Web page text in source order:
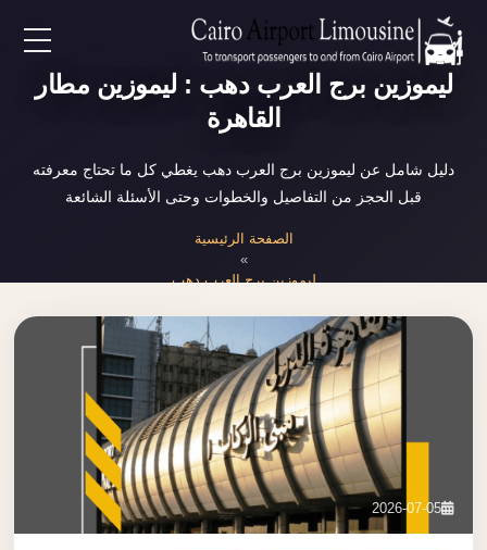
AR
خدمات المطار
نحن
بنا
ليموزين برج العرب دهب : ليموزين مطار
القاهرة
دليل شامل عن ليموزين برج العرب دهب يغطي كل ما تحتاج معرفته
قبل الحجز من التفاصيل والخطوات وحتى الأسئلة الشائعة
الصفحة الرئيسية
ليموزين برج العرب دهب
2026-07-05